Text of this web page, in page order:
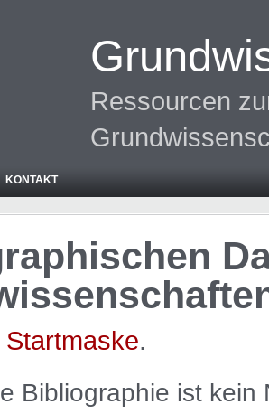
Ressourcen
KONTAKT
.
Bibliographie ist kein